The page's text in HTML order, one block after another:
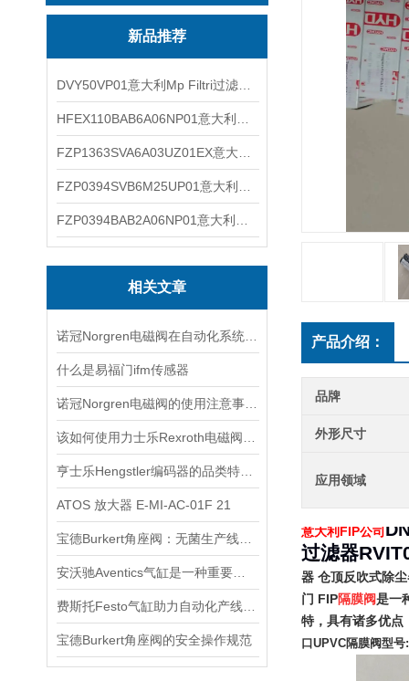
新品推荐
相关文章
什么是易福门ifm传感器
ATOS 放大器 E-MI-AC-01F 21
宝德Burkert角座阀的安全操作规范
产品介绍：
品牌
外形尺寸
应用领域
意大利FIP公司
过滤器
器 仓顶反吹式除
门 FIP隔膜阀是一
特，具有诸多优点
口UPVC隔膜阀型